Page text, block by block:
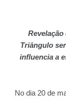
Triângulo
influencia a
No dia 20 de